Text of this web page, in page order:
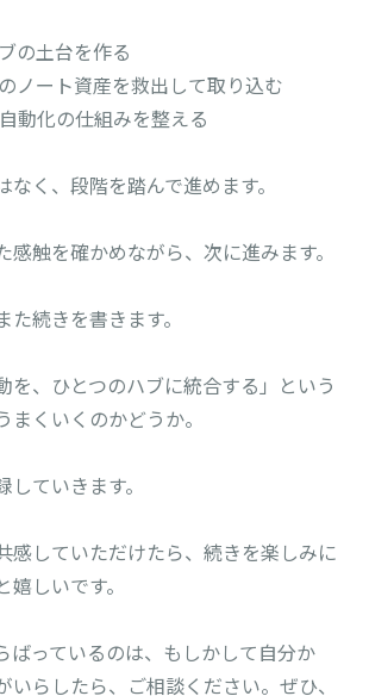
の土台を作る
ノート資産を救出して取り込む
動化の仕組みを整える
なく、段階を踏んで進めます。
感触を確かめながら、次に進みます。
続きを書きます。
を、ひとつのハブに統合する」という
まくいくのかどうか。
ていきます。
感していただけたら、続きを楽しみに
しいです。
ばっているのは、もしかして自分か
いらしたら、ご相談ください。ぜひ、